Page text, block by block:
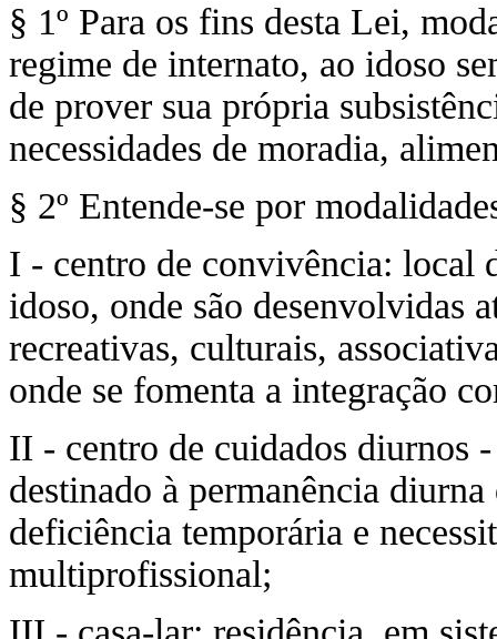
§ 1º Para os fins desta Lei,
regime de internato, ao idoso
de prover sua própria
necessidades de moradia,
§ 2º Entende-se por
I - centro de convivência: local
idoso, onde são desenvolvidas
recreativas, culturais,
onde se fomenta a integração
II - centro de cuidados diurnos
destinado à permanência
deficiência temporária e
multiprofissional;